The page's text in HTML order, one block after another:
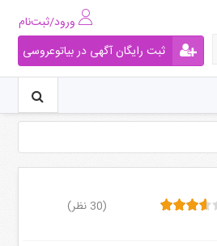
ثبت رایگان آگهی در بیاتوعروسی
(30 نظر)